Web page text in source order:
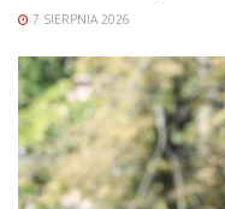
7 SIERPNIA 2026